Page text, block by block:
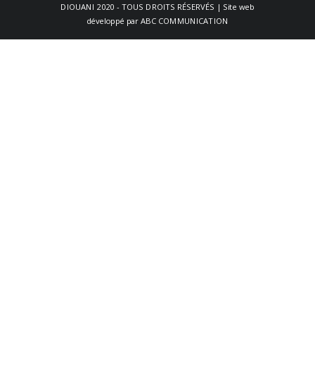
DIOUANI 2020 - TOUS DROITS RÉSERVÉS | Site web
développé par ABC COMMUNICATION